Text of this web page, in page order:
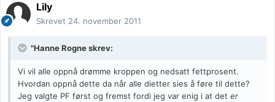
Lily
Skrevet 24. november 2011
"Hanne Rogne skrev:
Vi vil alle oppnå drømme kroppen og nedsatt fettprosent.
Hvordan oppnå dette da når alle dietter sies å føre til dette?
Jeg valgte PF først og fremst fordi jeg var enig i at det er